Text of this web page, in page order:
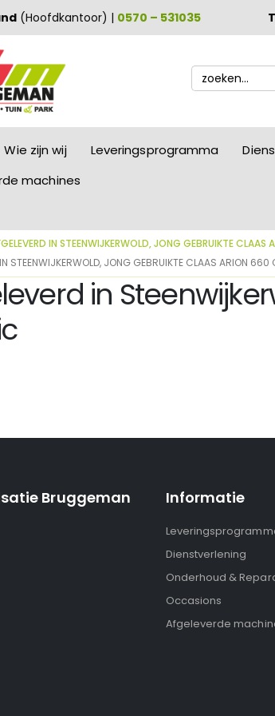
(Hoofdkantoor) | 0570 – 531035
Zoek
naar:
Wie zijn wij Leveringsprogramma
machines
IN STEENWIJKERWOLD, JONG GEBRUIKTE
IN STEENWIJKERWOLD, JONG GEBRUIKTE CLAAS ARION
in
Bruggeman Informatie
Dienstverlening
Onderhoud &
Occasions
Afgeleverde